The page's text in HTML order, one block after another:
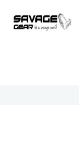
22gr
antall